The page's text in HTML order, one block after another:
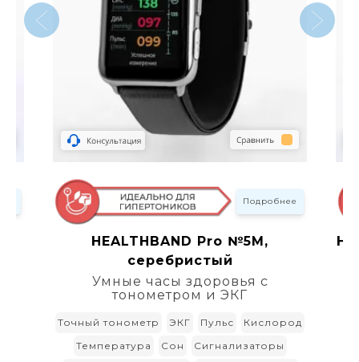
Подробнее
HEALTHBAND Pro №5M,
серебристый
Умные часы здоровья с
тонометром и ЭКГ
Точный тонометр ЭКГ Пульс
Кислород
Температура
Сон
Сигнализаторы